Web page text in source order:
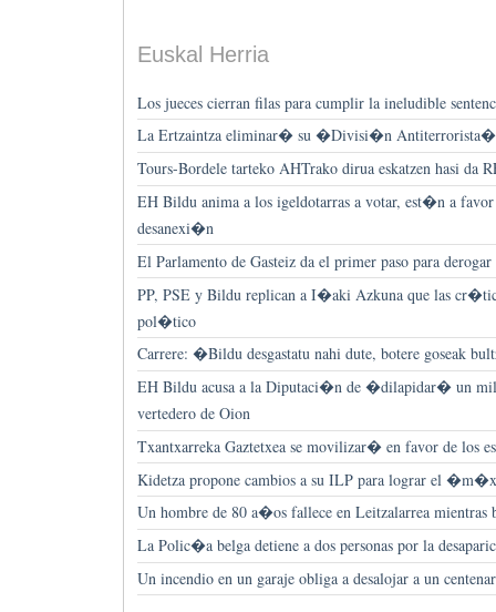
Euskal Herria
Los jueces cierran filas para cumplir la ineludible
La Ertzaintza eliminar� su �Divisi�n Antiterrorista�
Tours-Bordele tarteko AHTrako dirua eskatzen hasi da
EH Bildu anima a los igeldotarras a votar, est�n a
desanexi�n
El Parlamento de Gasteiz da el primer paso para
PP, PSE y Bildu replican a I�aki Azkuna que las
pol�tico
Carrere: �Bildu desgastatu nahi dute, botere goseak
EH Bildu acusa a la Diputaci�n de �dilapidar� un
vertedero de Oion
Txantxarreka Gaztetxea se movilizar� en favor de los
Kidetza propone cambios a su ILP para lograr el
Un hombre de 80 a�os fallece en Leitzalarrea mientras
La Polic�a belga detiene a dos personas por la
Un incendio en un garaje obliga a desalojar a un